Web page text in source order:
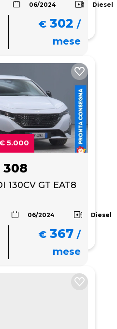
06/2024 Diesel
€ 302 /
mese
5.000
308
130CV GT EAT8
06/2024 Diesel
€ 367 /
mese